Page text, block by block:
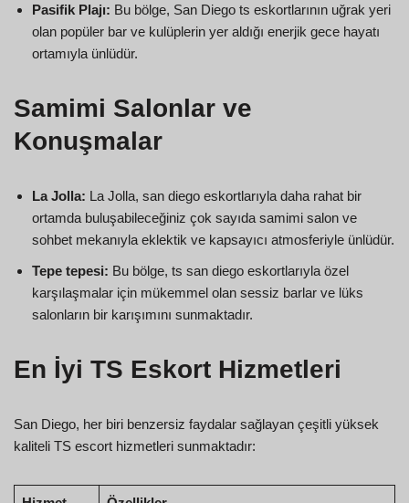
Pasifik Plajı: Bu bölge, San Diego ts eskortlarının uğrak yeri
olan popüler bar ve kulüplerin yer aldığı enerjik gece hayatı
ortamıyla ünlüdür.
Samimi Salonlar ve
Konuşmalar
La Jolla: La Jolla, san diego eskortlarıyla daha rahat bir
ortamda buluşabileceğiniz çok sayıda samimi salon ve
sohbet mekanıyla eklektik ve kapsayıcı atmosferiyle ünlüdür.
Tepe tepesi: Bu bölge, ts san diego eskortlarıyla özel
karşılaşmalar için mükemmel olan sessiz barlar ve lüks
salonların bir karışımını sunmaktadır.
En İyi TS Eskort Hizmetleri
San Diego, her biri benzersiz faydalar sağlayan çeşitli yüksek
kaliteli TS escort hizmetleri sunmaktadır: